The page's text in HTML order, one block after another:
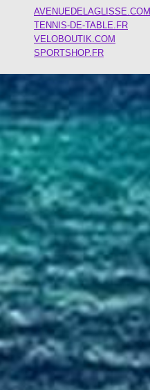
AVENUEDELAGLISSE.COM
TENNIS-DE-TABLE.FR
VELOBOUTIK.COM
SPORTSHOP.FR